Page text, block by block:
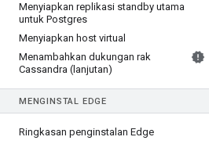
Menyiapkan replikasi standby utama
untuk Postgres
Menyiapkan host virtual
Menambahkan dukungan rak
Cassandra (lanjutan)
MENGINSTAL EDGE
Ringkasan penginstalan Edge